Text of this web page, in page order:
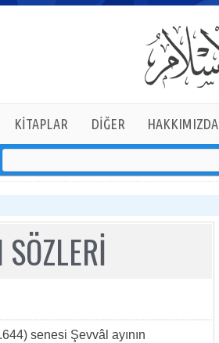
KİTAPLAR DİĞER HAKKIMIZDA
verebilirsiniz
senesi Şevvâl ayının